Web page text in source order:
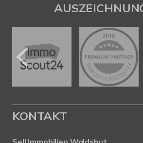
KONTAKT